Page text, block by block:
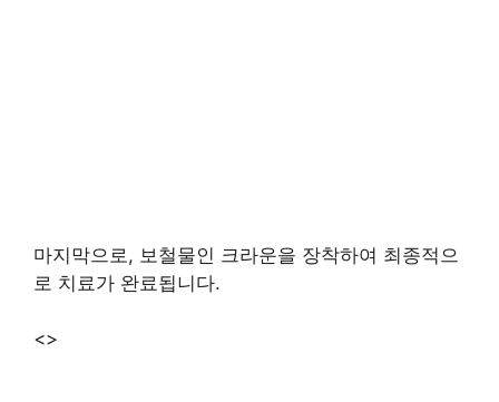
마지막으로, 보철물인 크라운을 장착하여 최종적으
로 치료가 완료됩니다.
<>